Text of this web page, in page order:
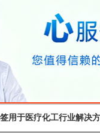
用于医疗化工行业解决